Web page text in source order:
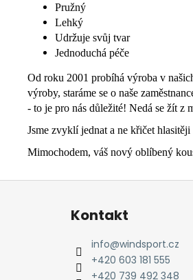
Pružný
Lehký
Udržuje svůj tvar
Jednoduchá péče
Od roku 2001 probíhá výroba v
výroby, staráme se o naše
- to je pro nás důležité! Nedá se žít z
Jsme zvyklí jednat a ne křičet
Mimochodem, váš nový oblíbený
Z
Kontakt
info@windsport.cz
+420 603 181 555
+420 739 492 348